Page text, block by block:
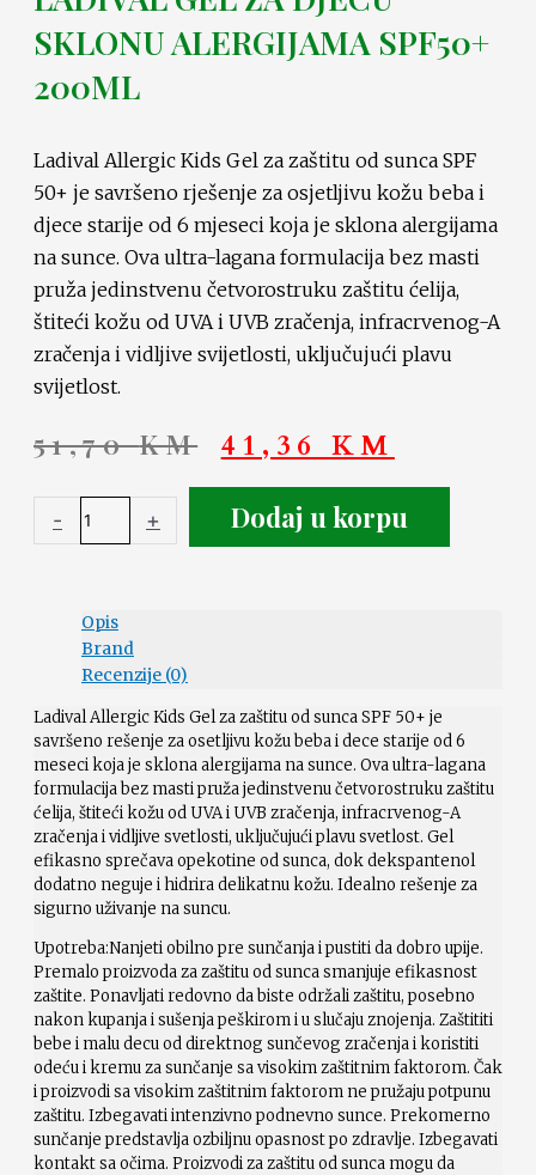
SKLONU ALERGIJAMA SPF50+
200ML
Ladival Allergic Kids Gel za zaštitu od sunca SPF
50+ je savršeno rješenje za osjetljivu kožu beba i
djece starije od 6 mjeseci koja je sklona alergijama
na sunce. Ova ultra-lagana formulacija bez masti
pruža jedinstvenu četvorostruku zaštitu ćelija,
štiteći kožu od UVA i UVB zračenja, infracrvenog-A
zračenja i vidljive svijetlosti, uključujući plavu
svijetlost.
51,70KM 41,36KM
- + Dodaj u korpu
Opis
Brand
Recenzije (0)
Ladival Allergic Kids Gel za zaštitu od sunca SPF 50+ je
savršeno rešenje za osetljivu kožu beba i dece starije od 6
meseci koja je sklona alergijama na sunce. Ova ultra-lagana
formulacija bez masti pruža jedinstvenu četvorostruku zaštitu
ćelija, štiteći kožu od UVA i UVB zračenja, infracrvenog-A
zračenja i vidljive svetlosti, uključujući plavu svetlost. Gel
efikasno sprečava opekotine od sunca, dok dekspantenol
dodatno neguje i hidrira delikatnu kožu. Idealno rešenje za
sigurno uživanje na suncu.
Upotreba:Nanjeti obilno pre sunčanja i pustiti da dobro upije.
Premalo proizvoda za zaštitu od sunca smanjuje efikasnost
zaštite. Ponavljati redovno da biste održali zaštitu, posebno
nakon kupanja i sušenja peškirom i u slučaju znojenja. Zaštititi
bebe i malu decu od direktnog sunčevog zračenja i koristiti
odeću i kremu za sunčanje sa visokim zaštitnim faktorom. Čak
i proizvodi sa visokim zaštitnim faktorom ne pružaju potpunu
zaštitu. Izbegavati intenzivno podnevno sunce. Prekomerno
sunčanje predstavlja ozbiljnu opasnost po zdravlje. Izbegavati
kontakt sa očima. Proizvodi za zaštitu od sunca mogu da